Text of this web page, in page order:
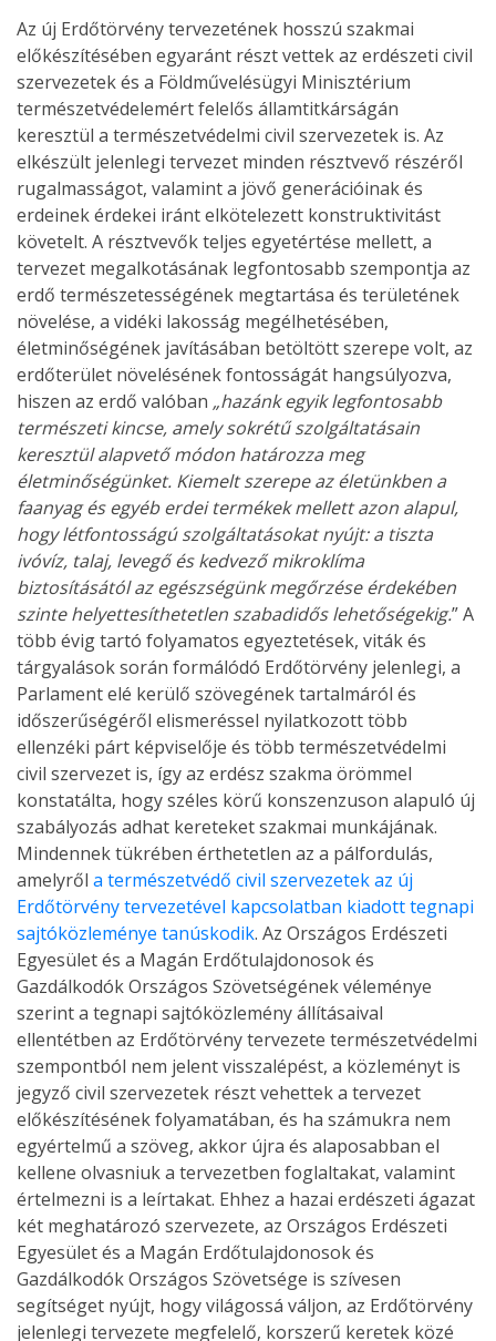
Az új Erdőtörvény tervezetének hosszú szakmai
előkészítésében egyaránt részt vettek az erdészeti civil
szervezetek és a Földművelésügyi Minisztérium
természetvédelemért felelős államtitkárságán
keresztül a természetvédelmi civil szervezetek is. Az
elkészült jelenlegi tervezet minden résztvevő részéről
rugalmasságot, valamint a jövő generációinak és
erdeinek érdekei iránt elkötelezett konstruktivitást
követelt. A résztvevők teljes egyetértése mellett, a
tervezet megalkotásának legfontosabb szempontja az
erdő természetességének megtartása és területének
növelése, a vidéki lakosság megélhetésében,
életminőségének javításában betöltött szerepe volt, az
erdőterület növelésének fontosságát hangsúlyozva,
hiszen az erdő valóban „hazánk egyik legfontosabb
természeti kincse, amely sokrétű szolgáltatásain
keresztül alapvető módon határozza meg
életminőségünket. Kiemelt szerepe az életünkben a
faanyag és egyéb erdei termékek mellett azon alapul,
hogy létfontosságú szolgáltatásokat nyújt: a tiszta
ivóvíz, talaj, levegő és kedvező mikroklíma
biztosításától az egészségünk megőrzése érdekében
szinte helyettesíthetetlen szabadidős lehetőségekig.” A
több évig tartó folyamatos egyeztetések, viták és
tárgyalások során formálódó Erdőtörvény jelenlegi, a
Parlament elé kerülő szövegének tartalmáról és
időszerűségéről elismeréssel nyilatkozott több
ellenzéki párt képviselője és több természetvédelmi
civil szervezet is, így az erdész szakma örömmel
konstatálta, hogy széles körű konszenzuson alapuló új
szabályozás adhat kereteket szakmai munkájának.
Mindennek tükrében érthetetlen az a pálfordulás,
amelyről a természetvédő civil szervezetek az új
Erdőtörvény tervezetével kapcsolatban kiadott tegnapi
sajtóközleménye tanúskodik. Az Országos Erdészeti
Egyesület és a Magán Erdőtulajdonosok és
Gazdálkodók Országos Szövetségének véleménye
szerint a tegnapi sajtóközlemény állításaival
ellentétben az Erdőtörvény tervezete természetvédelmi
szempontból nem jelent visszalépést, a közleményt is
jegyző civil szervezetek részt vehettek a tervezet
előkészítésének folyamatában, és ha számukra nem
egyértelmű a szöveg, akkor újra és alaposabban el
kellene olvasniuk a tervezetben foglaltakat, valamint
értelmezni is a leírtakat. Ehhez a hazai erdészeti ágazat
két meghatározó szervezete, az Országos Erdészeti
Egyesület és a Magán Erdőtulajdonosok és
Gazdálkodók Országos Szövetsége is szívesen
segítséget nyújt, hogy világossá váljon, az Erdőtörvény
jelenlegi tervezete megfelelő, korszerű keretek közé